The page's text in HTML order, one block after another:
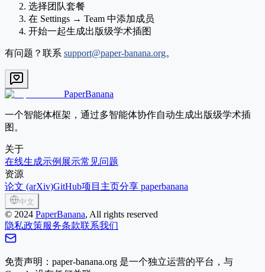
选择团队套餐
在 Settings → Team 中添加成员
开始一起生成出版级学术插图
有问题？联系 support@paper-banana.org。
PaperBanana
一个智能体框架，通过多智能体协作自动生成出版级学术插
图。
关于
在线生成示例展示常见问题
资源
论文 (arXiv)GitHub项目主页分享 paperbanana
中文
© 2024 PaperBanana, All rights reserved
隐私政策服务条款联系我们
免责声明：paper-banana.org 是一个独立运营的平台，与